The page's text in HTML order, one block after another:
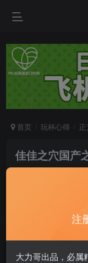
首页 玩杯心得 正
佳佳之穴国产
没润滑的杯
注
大力哥出品，必属